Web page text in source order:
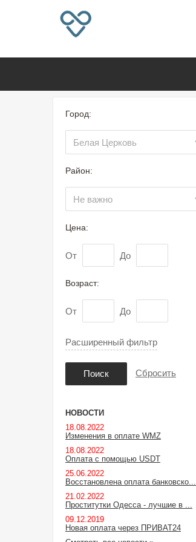
Город:
Район:
Цена:
От До
Возраст:
От До
Расширенный фильтр
Поиск Сбросить
НОВОСТИ
18.08.2022
Изменения в оплате WMZ
18.08.2022
Оплата с помощью USDT
25.06.2022
Восстановлена оплата банковско...
21.02.2022
Проститутки Одесса - лучшие в ...
09.12.2019
Новая оплата через ПРИВАТ24